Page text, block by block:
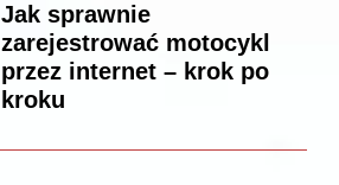
Jak sprawnie
zarejestrować motocykl
przez internet – krok po
kroku